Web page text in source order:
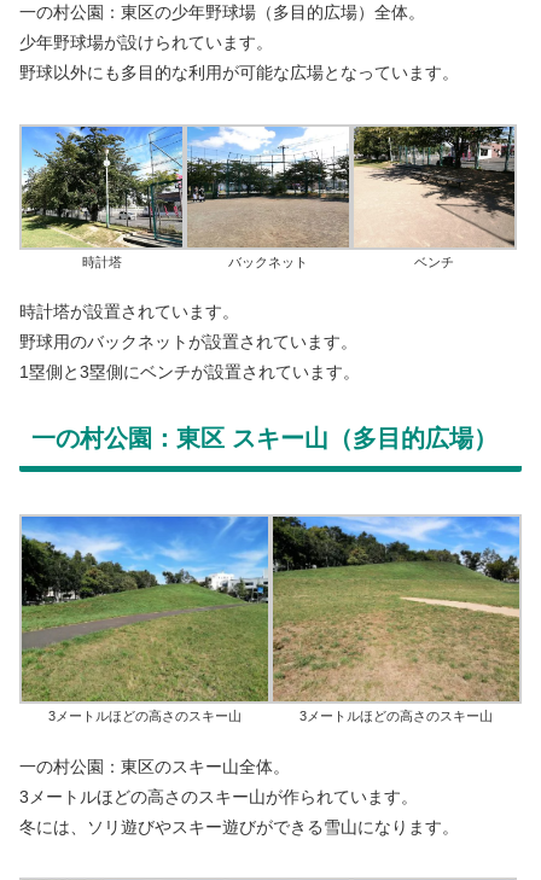
一の村公園：東区の少年野球場（多目的広場）全体。
少年野球場が設けられています。
野球以外にも多目的な利用が可能な広場となっています。
時計塔 バックネット ベンチ
時計塔が設置されています。
野球用のバックネットが設置されています。
1塁側と3塁側にベンチが設置されています。
一の村公園：東区 スキー山（多目的広場）
3メートルほどの高さのスキー山 3メートルほどの高さのスキー山
一の村公園：東区のスキー山全体。
3メートルほどの高さのスキー山が作られています。
冬には、ソリ遊びやスキー遊びができる雪山になります。